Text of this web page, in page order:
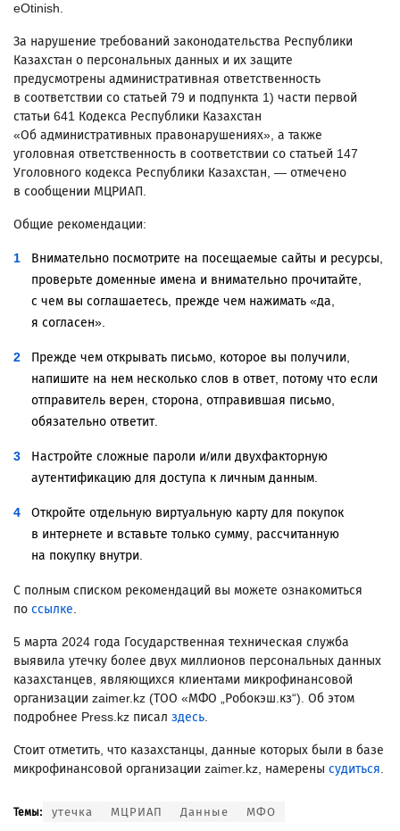
eOtinish.
За нарушение требований законодательства Республики
Казахстан о персональных данных и их защите
предусмотрены административная ответственность
в соответствии со статьей 79 и подпункта 1) части первой
статьи 641 Кодекса Республики Казахстан
«Об административных правонарушениях», а также
уголовная ответственность в соответствии со статьей 147
Уголовного кодекса Республики Казахстан, — отмечено
в сообщении МЦРИАП.
Общие рекомендации:
Внимательно посмотрите на посещаемые сайты и ресурсы,
проверьте доменные имена и внимательно прочитайте,
с чем вы соглашаетесь, прежде чем нажимать «да,
я согласен».
Прежде чем открывать письмо, которое вы получили,
напишите на нем несколько слов в ответ, потому что если
отправитель верен, сторона, отправившая письмо,
обязательно ответит.
Настройте сложные пароли и/или двухфакторную
аутентификацию для доступа к личным данным.
Откройте отдельную виртуальную карту для покупок
в интернете и вставьте только сумму, рассчитанную
на покупку внутри.
С полным списком рекомендаций вы можете ознакомиться
по ссылке.
5 марта 2024 года Государственная техническая служба
выявила утечку более двух миллионов персональных данных
казахстанцев, являющихся клиентами микрофинансовой
организации zaimer.kz (ТОО «МФО „Робокэш.кз“). Об этом
подробнее Press.kz писал здесь.
Стоит отметить, что казахстанцы, данные которых были в базе
микрофинансовой организации zaimer.kz, намерены судиться.
Темы: утечка МЦРИАП Данные МФО